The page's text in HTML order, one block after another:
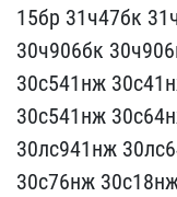
15бр 31ч47бк
30ч906бк
30с541нж
30с541нж
30лс941нж
30с76нж